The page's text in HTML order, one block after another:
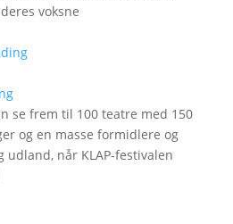
voksne
se frem til 100 teatre med 150
og en masse formidlere og
når KLAP-festivalen